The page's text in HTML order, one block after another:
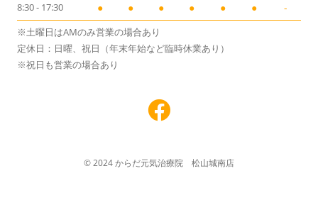
8:30 - 17:30 ● ● ● ● ● ● -
※土曜日はAMのみ営業の場合あり
定休日：日曜、祝日（年末年始など臨時休業あり）
※祝日も営業の場合あり
© 2024 からだ元気治療院 松山城南店